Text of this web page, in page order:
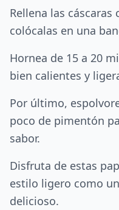
Rellena las cáscaras
colócalas en una
Hornea de 15 a 20
bien calientes y
Por último,
poco de pimentón
sabor.
Disfruta de estas
estilo ligero como
delicioso.